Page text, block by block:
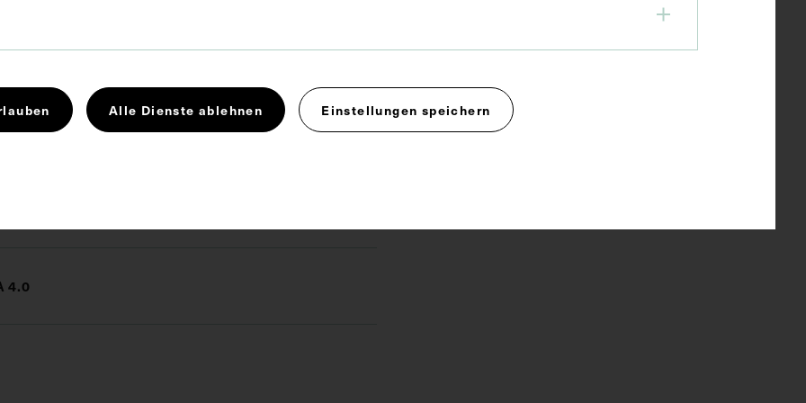
medizinischen Wochenschrift, 1913, Bl.
4.0
Alle Dienste ablehnen Einstellungen speichern